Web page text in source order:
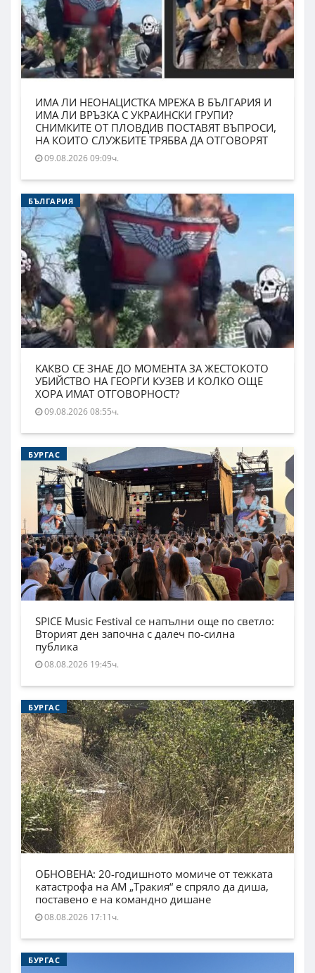
ИМА ЛИ НЕОНАЦИСТКА МРЕЖА В БЪЛГАРИЯ И
ИМА ЛИ ВРЪЗКА С УКРАИНСКИ ГРУПИ?
СНИМКИТЕ ОТ ПЛОВДИВ ПОСТАВЯТ ВЪПРОСИ,
НА КОИТО СЛУЖБИТЕ ТРЯБВА ДА ОТГОВОРЯТ
09.08.2026 09:09ч.
БЪЛГАРИЯ
КАКВО СЕ ЗНАЕ ДО МОМЕНТА ЗА ЖЕСТОКОТО
УБИЙСТВО НА ГЕОРГИ КУЗЕВ И КОЛКО ОЩЕ
ХОРА ИМАТ ОТГОВОРНОСТ?
09.08.2026 08:55ч.
БУРГАС
SPICE Music Festival се напълни още по светло:
Вторият ден започна с далеч по-силна
публика
08.08.2026 19:45ч.
БУРГАС
ОБНОВЕНА: 20-годишното момиче от тежката
катастрофа на АМ „Тракия“ е спряло да диша,
поставено е на командно дишане
08.08.2026 17:11ч.
БУРГАС